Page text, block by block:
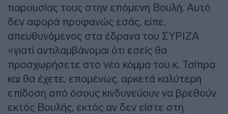
παρουσίας τους στην επόμενη Βουλή. Αυτό
δεν αφορά προφανώς εσάς, είπε,
απευθυνόμενος στα έδρανα του ΣΥΡΙΖΑ
«γιατί αντιλαμβάνομαι ότι εσείς θα
προσχωρήσετε στο νέο κόμμα του κ. Τσίπρα
και θα έχετε, επομένως, αρκετά καλύτερη
επίδοση από όσους κινδυνεύουν να βρεθούν
εκτός Βουλής, εκτός αν δεν είστε στη